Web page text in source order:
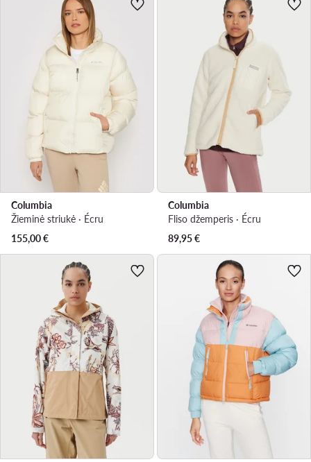
Columbia
Žieminė striukė · Écru
155,00€
Columbia
Fliso džemperis · Écru
89,95€